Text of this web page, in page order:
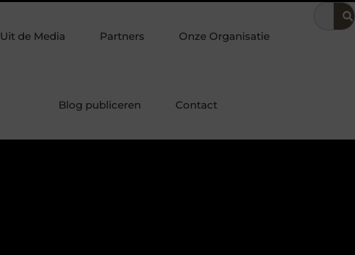
Dit is hoe je de beste kapper in
Uit de Media Partners Onze Organisatie
Blog publiceren Contact